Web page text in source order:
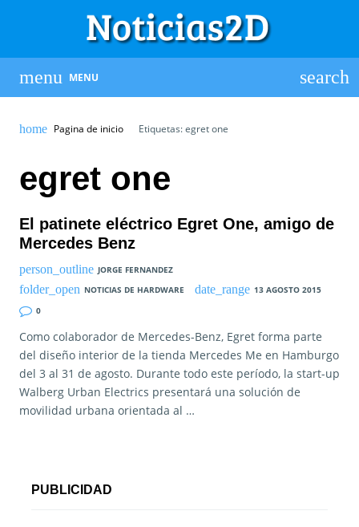
MENU
Pagina de inicio Etiquetas: egret one
egret one
El patinete eléctrico Egret One, amigo de
Mercedes Benz
JORGE FERNANDEZ
NOTICIAS DE HARDWARE
13 AGOSTO 2015
0
Como colaborador de Mercedes-Benz, Egret forma parte
del diseño interior de la tienda Mercedes Me en Hamburgo
del 3 al 31 de agosto. Durante todo este período, la start-up
Walberg Urban Electrics presentará una solución de
movilidad urbana orientada al …
PUBLICIDAD